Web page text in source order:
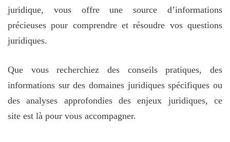
juridique, vous offre une source d’informations
précieuses pour comprendre et résoudre vos questions
juridiques.
Que vous recherchiez des conseils pratiques, des
informations sur des domaines juridiques spécifiques ou
des analyses approfondies des enjeux juridiques, ce
site est là pour vous accompagner.